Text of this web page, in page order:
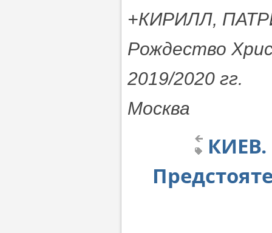
+КИРИЛЛ,
Рождество
2019/2020 гг.
Москва
КИЕВ.